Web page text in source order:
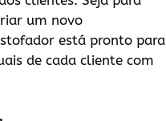
um novo
está pronto para
de cada cliente com